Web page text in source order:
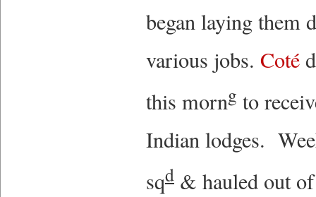
began laying them
various jobs. Coté
this morng to
Indian lodges.
sqd & hauled out